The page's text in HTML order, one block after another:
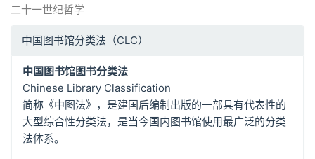
二十一世纪哲学
中国图书馆分类法（CLC）
中国图书馆图书分类法
Chinese Library Classification
简称《中图法》，是建国后编制出版的一部具有代表性的
大型综合性分类法，是当今国内图书馆使用最广泛的分类
法体系。